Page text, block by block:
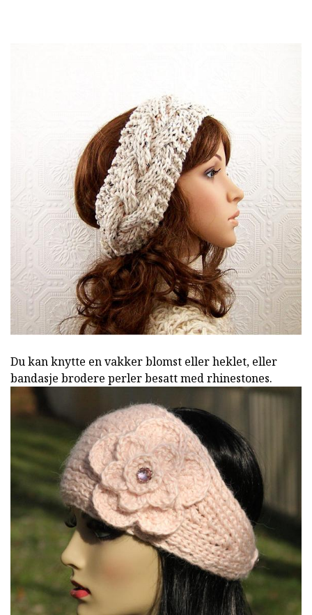
Du kan knytte en vakker blomst eller heklet, eller
bandasje brodere perler besatt med rhinestones.